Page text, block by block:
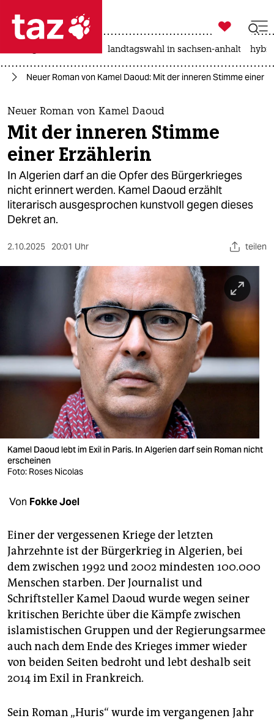
 taz zahl ich
taz zahl ich
themen
politik
öko
gesellschaft
kultur
sport
verlag
verlag
veranstaltungen
fragen & hilfe
unterstützen
abo
epaper login

taz zahl ich
landtagswahl in sachsen-anhalt
Neuer Roman von Kamel Daoud: Mit der inneren Stimme einer
Neuer Roman von Kamel Daoud
Mit der inneren Stimme
einer Erzählerin
In Algerien darf an die Opfer des Bürgerkrieges
nicht erinnert werden. Kamel Daoud erzählt
literarisch ausgesprochen kunstvoll gegen dieses
Dekret an.
2.10.2025 20:01 Uhr teilen
Kamel Daoud lebt im Exil in Paris. In Algerien darf sein Roman nicht
erscheinen
Foto: Roses Nicolas
Von Fokke Joel
Einer der vergessenen Kriege der letzten
Jahrzehnte ist der Bürgerkrieg in Algerien, bei
dem zwischen 1992 und 2002 mindesten 100.000
Menschen starben. Der Journalist und
Schriftsteller Kamel Daoud wurde wegen seiner
kritischen Berichte über die Kämpfe zwischen
islamistischen Gruppen und der Regierungsarmee
auch nach dem Ende des Krieges immer wieder
von beiden Seiten bedroht und lebt deshalb seit
2014 im Exil in Frankreich.
Sein Roman „Huris“ wurde im vergangenen Jahr